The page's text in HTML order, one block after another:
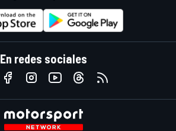
En redes sociales